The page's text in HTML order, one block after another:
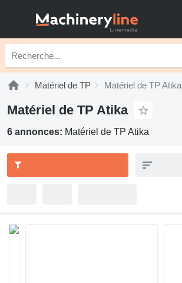
Matériel de TP Matériel de TP Atika
Matériel de TP Atika
6 annonces: Matériel de TP Atika